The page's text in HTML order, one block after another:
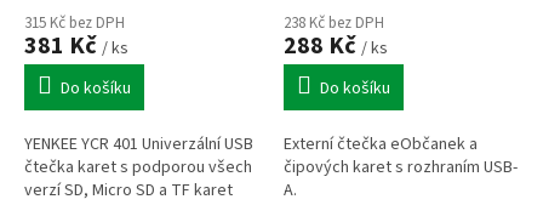
315 Kč bez DPH
381 Kč / ks
Do košíku
YENKEE YCR 401 Univerzální USB
čtečka karet s podporou všech
verzí SD, Micro SD a TF karet
238 Kč bez DPH
288 Kč / ks
Do košíku
Externí čtečka eObčanek a
čipových karet s rozhraním USB-
A.